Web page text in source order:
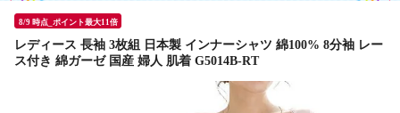
8/9 時点_ポイント最大11倍
レディース 長袖 3枚組 日本製 インナーシャツ 綿100% 8分袖 レー
ス付き 綿ガーゼ 国産 婦人 肌着 G5014B-RT